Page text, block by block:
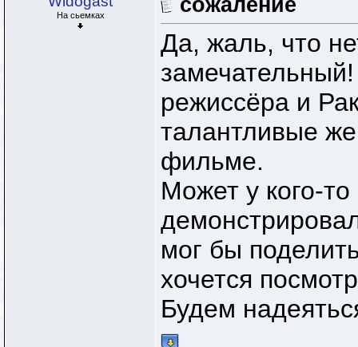
На сьемках сожаление
Да, жаль, что
режиссёра и
талантливые
фильме.
Может у кого-
мог бы
хочется
Будем